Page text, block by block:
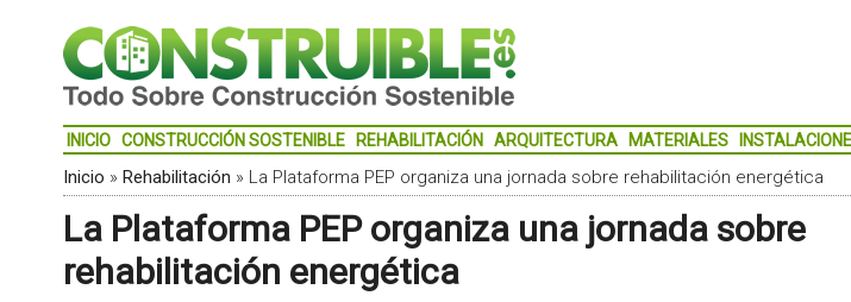
INICIO CONSTRUCCIÓN SOSTENIBLE REHABILITACIÓN ARQUITECTURA MATERIALES
Inicio » Rehabilitación » La Plataforma PEP organiza una jornada sobre rehabilitación energética
La Plataforma PEP organiza una jornada sobre
rehabilitación energética